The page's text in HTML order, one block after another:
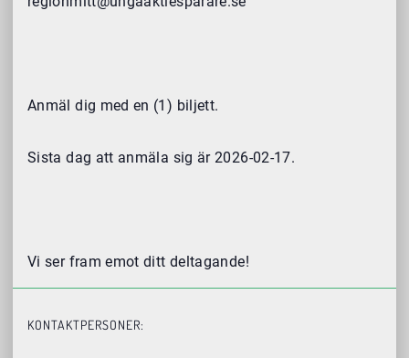
Anmäl dig med en (1) biljett.
Sista dag att anmäla sig är 2026-02-17.
Vi ser fram emot ditt deltagande!
KONTAKTPERSONER: